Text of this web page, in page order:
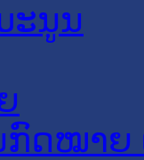
ະນູນ
ກົດໝາຍ